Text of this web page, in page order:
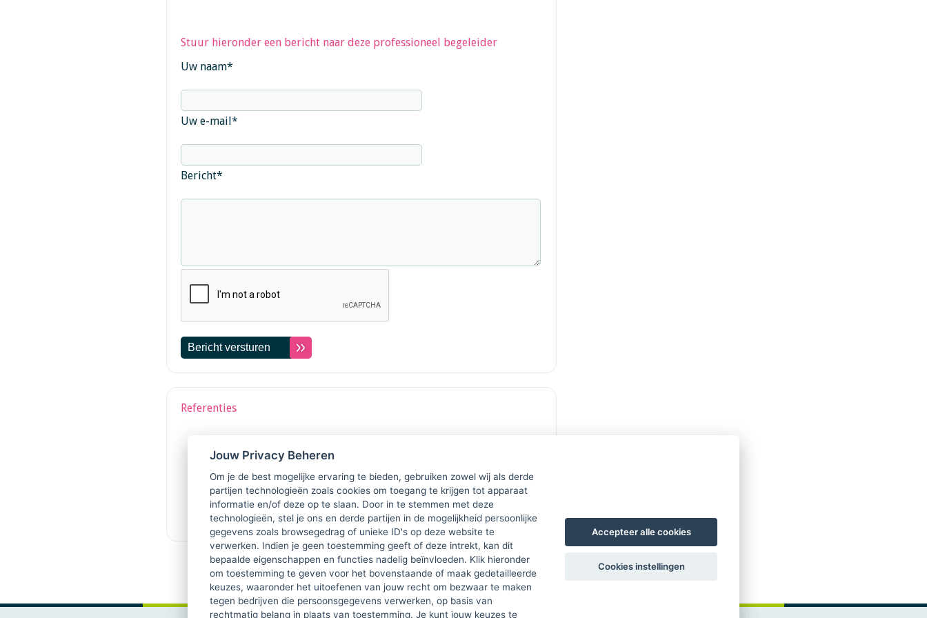
Stuur hieronder een bericht naar deze professioneel begeleider
Uw naam*
Uw e-mail*
Bericht*
Referenties
Jouw Privacy Beheren
Om je de best mogelijke ervaring te bieden, gebruiken zowel wij als derde
partijen technologieën zoals cookies om toegang te krijgen tot apparaat
informatie en/of deze op te slaan. Door in te stemmen met deze
technologieën, stel je ons en derde partijen in de mogelijkheid persoonlijke
gegevens zoals browsegedrag of unieke ID's op deze website te
verwerken. Indien je geen toestemming geeft of deze intrekt, kan dit
bepaalde eigenschappen en functies nadelig beïnvloeden. Klik hieronder
om toestemming te geven voor het bovenstaande of maak gedetailleerde
keuzes, waaronder het uitoefenen van jouw recht om bezwaar te maken
tegen bedrijven die persoonsgegevens verwerken, op basis van
rechtmatig belang in plaats van toestemming. Je kunt jouw keuzes te
Accepteer alle cookies
Cookies instellingen